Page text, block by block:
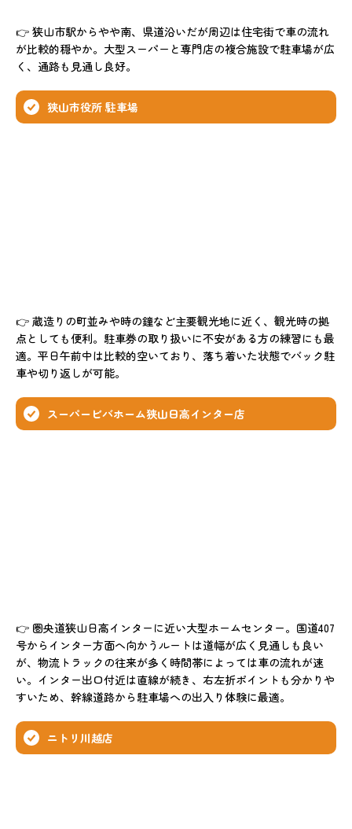
👉 狭山市駅からやや南、県道沿いだが周辺は住宅街で車の流れ
が比較的穏やか。大型スーパーと専門店の複合施設で駐車場が広
く、通路も見通し良好。
狭山市役所 駐車場
👉 蔵造りの町並みや時の鐘など主要観光地に近く、観光時の拠
点としても便利。駐車券の取り扱いに不安がある方の練習にも最
適。平日午前中は比較的空いており、落ち着いた状態でバック駐
車や切り返しが可能。
スーパービバホーム狭山日高インター店
👉 圏央道狭山日高インターに近い大型ホームセンター。国道407
号からインター方面へ向かうルートは道幅が広く見通しも良い
が、物流トラックの往来が多く時間帯によっては車の流れが速
い。インター出口付近は直線が続き、右左折ポイントも分かりや
すいため、幹線道路から駐車場への出入り体験に最適。
ニトリ川越店